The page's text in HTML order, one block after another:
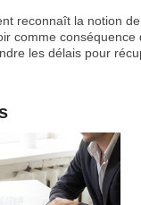
reconnaît la notion
comme
les délais pour